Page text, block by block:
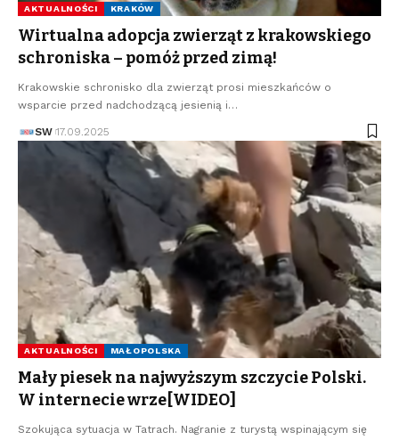
AKTUALNOŚCI KRAKÓW
Wirtualna adopcja zwierząt z krakowskiego
schroniska – pomóż przed zimą!
Krakowskie schronisko dla zwierząt prosi mieszkańców o
wsparcie przed nadchodzącą jesienią i…
SW 17.09.2025
AKTUALNOŚCI MAŁOPOLSKA
Mały piesek na najwyższym szczycie Polski.
W internecie wrze[WIDEO]
Szokująca sytuacja w Tatrach. Nagranie z turystą wspinającym się